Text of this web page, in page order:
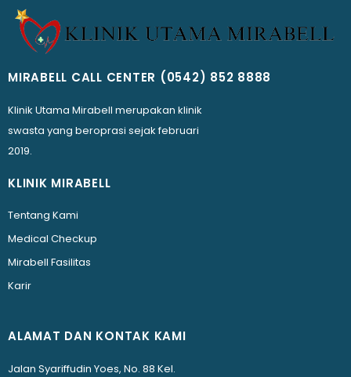
MIRABELL CALL CENTER (0542) 852 8888
Klinik Utama Mirabell merupakan klinik
swasta yang beroprasi sejak februari
2019.
KLINIK MIRABELL
Tentang Kami
Medical Checkup
Mirabell Fasilitas
Karir
ALAMAT DAN KONTAK KAMI
Jalan Syariffudin Yoes, No. 88 Kel.